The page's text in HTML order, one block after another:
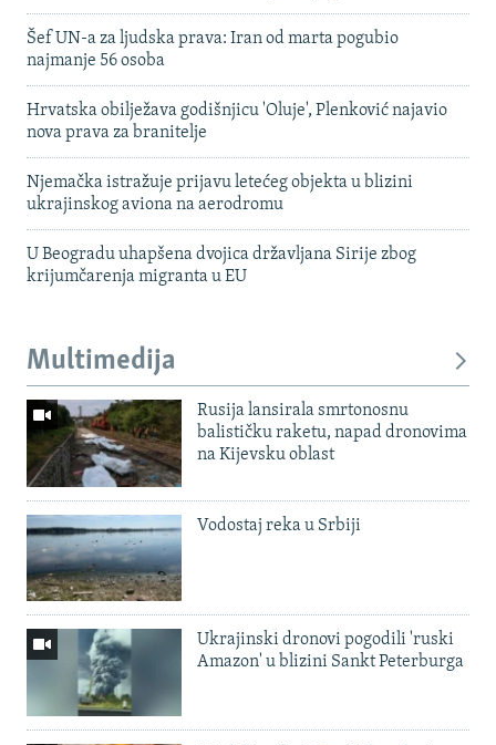
Šef UN-a za ljudska prava: Iran od marta pogubio
najmanje 56 osoba
Hrvatska obilježava godišnjicu 'Oluje', Plenković najavio
nova prava za branitelje
Njemačka istražuje prijavu letećeg objekta u blizini
ukrajinskog aviona na aerodromu
U Beogradu uhapšena dvojica državljana Sirije zbog
krijumčarenja migranta u EU
Multimedija
Rusija lansirala smrtonosnu
balističku raketu, napad dronovima
na Kijevsku oblast
Vodostaj reka u Srbiji
Ukrajinski dronovi pogodili 'ruski
Amazon' u blizini Sankt Peterburga